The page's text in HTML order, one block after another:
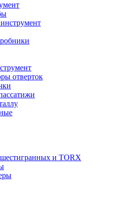
отверток
и TORX